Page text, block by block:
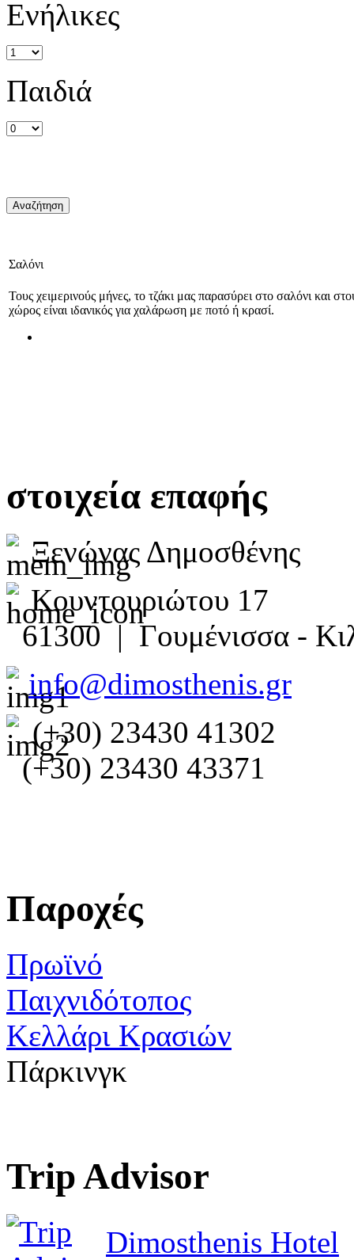
Ενήλικες
Παιδιά
Σαλόνι
Τους χειμερινούς μήνες, το τζάκι μας παρασύρει στο σαλόνι και
χώρος είναι ιδανικός για χαλάρωση με ποτό ή κρασί.
στοιχεία επαφής
Ξενώνας Δημοσθένης
Κουντουριώτου 17
61300 | Γουμένισσα -
info@dimosthenis.gr
(+30) 23430 41302
(+30) 23430 43371
Παροχές
Πρωϊνό
Παιχνιδότοπος
Κελλάρι Κρασιών
Πάρκινγκ
Trip Advisor
Dimosthenis Hotel